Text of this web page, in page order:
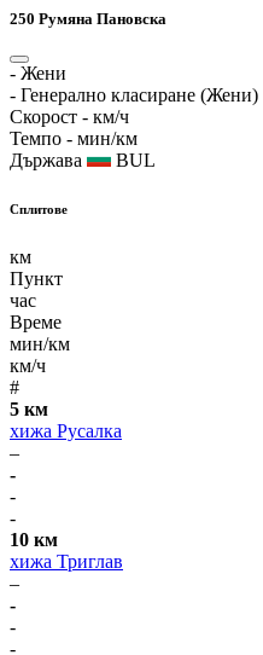
250 Румяна Пановска
- Жени
- Генерално класиране (Жени)
Скорост - км/ч
Темпо - мин/км
Държава
BUL
Сплитове
км
Пункт
час
Време
мин/км
км/ч
#
5 км
хижа Русалка
–
-
-
-
10 км
хижа Триглав
–
-
-
-